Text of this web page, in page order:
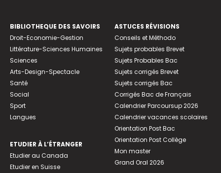
BIBLIOTHEQUE DES SAVOIRS
Droit-Economie-Gestion
Littérature-Sciences Humaines
Sciences
Arts-Design-Spectacle
Santé
Social
Sport
Langues
ETUDIER À L’ÉTRANGER
Etudier au Canada
Etudier en Suisse
ASTUCES RÉVISIONS
Conseils et Méthodo
Sujets probables Brevet
Sujets Probables Bac
Sujets corrigés Brevet
Sujets corrigés Bac
Corrigés Bac de Français
Calendrier Parcoursup 2026
Calendrier vacances scolaires
Orientation Post Bac
Orientation Post Collège
Mon master
Grand Oral 2026